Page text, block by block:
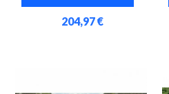
204,97 €